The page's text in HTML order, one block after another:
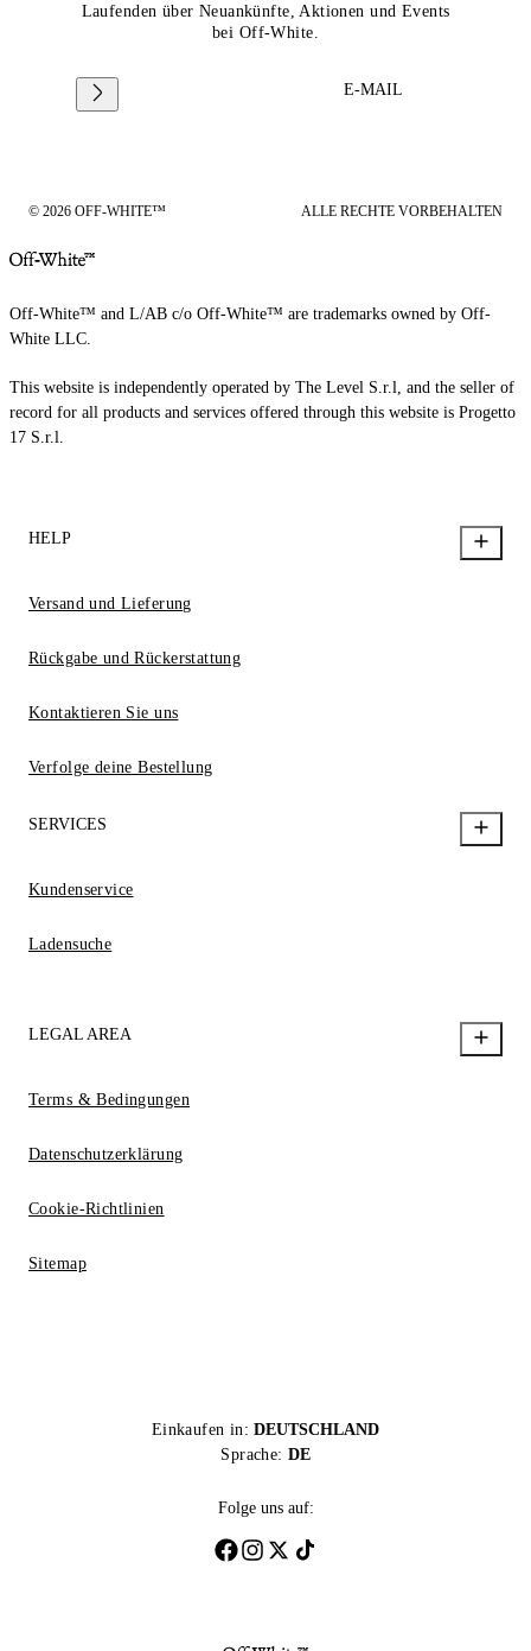
Laufenden über Neuankünfte, Aktionen und Events
bei Off-White.
E-MAIL
© 2026 OFF-WHITE™ ALLE RECHTE VORBEHALTEN
Off-White™ and L/AB c/o Off-White™ are trademarks owned by Off-
White LLC.
This website is independently operated by The Level S.r.l, and the seller of
record for all products and services offered through this website is Progetto
17 S.r.l.
HELP
Versand und Lieferung
Rückgabe und Rückerstattung
Kontaktieren Sie uns
Verfolge deine Bestellung
SERVICES
Kundenservice
Ladensuche
LEGAL AREA
Terms & Bedingungen
Datenschutzerklärung
Cookie-Richtlinien
Sitemap
Einkaufen in: DEUTSCHLAND
Sprache: DE
Folge uns auf: